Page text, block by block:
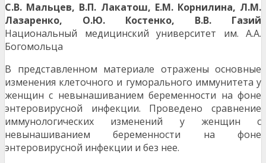
С.В. Мальцев, В.П. Лакатош, Е.М. Корнилина, Л.М.
Лазаренко, О.Ю. Костенко, В.В. Газий
Национальный медицинский университет им. А.А.
Богомольца
В представленном материале отражены основные
изменения клеточного и гуморального иммунитета у
жен­щин с невынашиванием беременности на фоне
энтеровирусной инфекции. Проведено сравнение
иммуноло­гических изменений у женщин с
невынашиванием беременности на фоне
энтеровирусной инфекции и без нее.